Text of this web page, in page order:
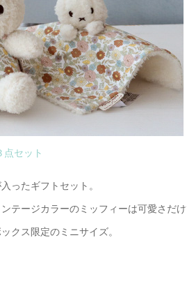
セット
ったギフトセット。
テージカラーのミッフィーは可愛さだ
クス限定のミニサイズ。